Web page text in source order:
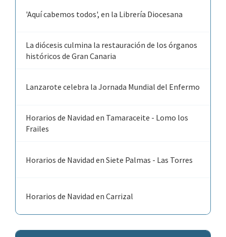
'Aquí cabemos todos', en la Librería Diocesana
La diócesis culmina la restauración de los órganos
históricos de Gran Canaria
Lanzarote celebra la Jornada Mundial del Enfermo
Horarios de Navidad en Tamaraceite - Lomo los
Frailes
Horarios de Navidad en Siete Palmas - Las Torres
Horarios de Navidad en Carrizal